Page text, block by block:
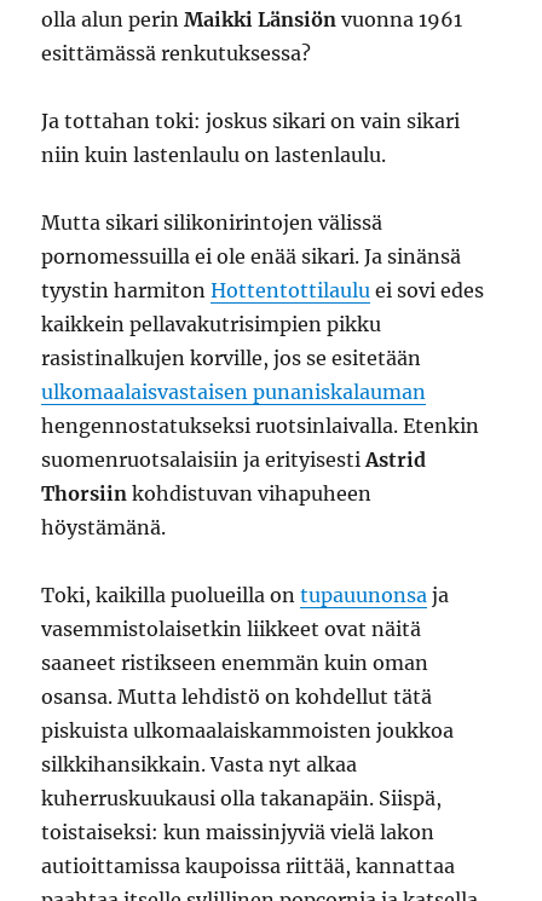
olla alun perinMaikki Länsiön vuonna 1961
esittämässä renkutuksessa?
Ja tottahan toki: joskus sikari on vain sikari
niin kuin lastenlaulu on lastenlaulu.
Mutta sikari silikonirintojen välissä
pornomessuilla ei ole enää sikari. Ja sinänsä
tyystin harmitonHottentottilaulu ei sovi edes
kaikkein pellavakutrisimpien pikku
rasistinalkujen korville, jos se esitetään
ulkomaalaisvastaisen punaniskalauman
hengennostatukseksi ruotsinlaivalla. Etenkin
suomenruotsalaisiin ja erityisestiAstrid
Thorsiin kohdistuvan vihapuheen
höystämänä.
Toki, kaikilla puolueilla ontupauunonsa ja
vasemmistolaisetkin liikkeet ovat näitä
saaneet ristikseen enemmän kuin oman
osansa. Mutta lehdistö on kohdellut tätä
piskuista ulkomaalaiskammoisten joukkoa
silkkihansikkain. Vasta nyt alkaa
kuherruskuukausi olla takanapäin. Siispä,
toistaiseksi: kun maissinjyviä vielä lakon
autioittamissa kaupoissa riittää, kannattaa